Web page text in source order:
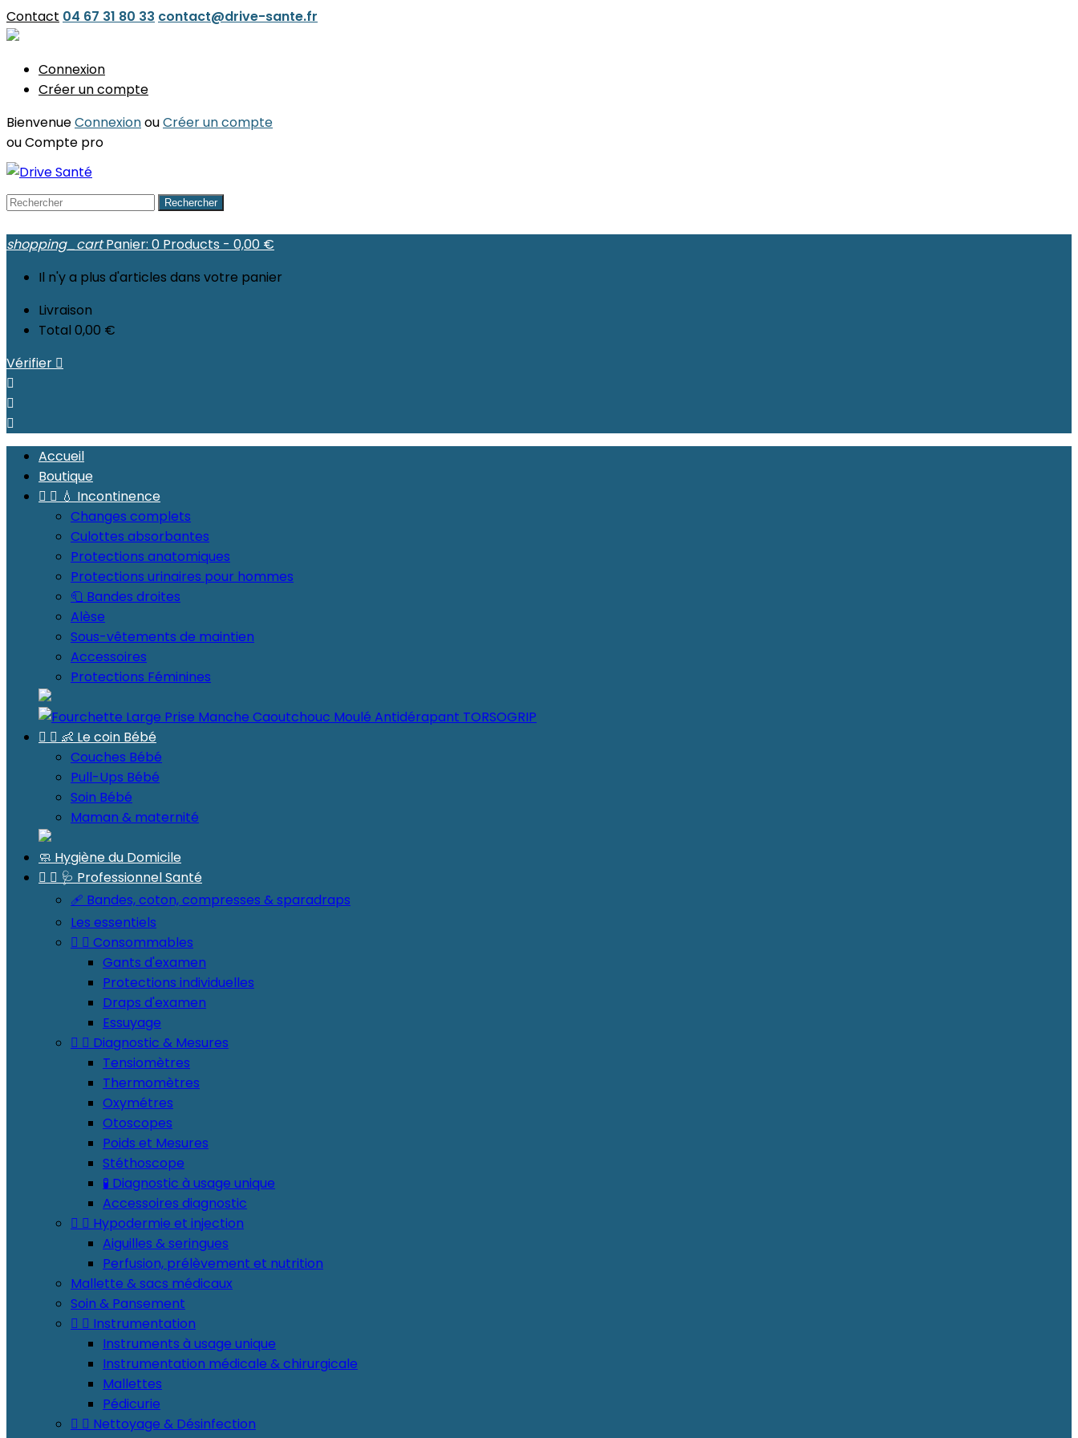
Contact 04 67 31 80 33 contact@drive-sante.fr
Connexion
Créer un compte
BienvenueConnexionouCréer un compte
ouCompte pro
Rechercher
shopping_cart Panier: 0 Products - 0,00 €
Il n'y a plus d'articles dans votre panier
Livraison
Total 0,00 €
Vérifier 



Accueil
Boutique
  💧 Incontinence
Changes complets
Culottes absorbantes
Protections anatomiques
Protections urinaires pour hommes
🧻 Bandes droites
Alèse
Sous-vêtements de maintien
Accessoires
Protections Féminines
  👶 Le coin Bébé
Couches Bébé
Pull-Ups Bébé
Soin Bébé
Maman & maternité
🧼 Hygiène du Domicile
  🩺 Professionnel Santé
🩹 Bandes, coton, compresses & sparadraps
Les essentiels
  Consommables
Gants d'examen
Protections individuelles
Draps d'examen
Essuyage
  Diagnostic & Mesures
Tensiomètres
Thermomètres
Oxymétres
Otoscopes
Poids et Mesures
Stéthoscope
🧪 Diagnostic à usage unique
Accessoires diagnostic
  Hypodermie et injection
Aiguilles & seringues
Perfusion, prélèvement et nutrition
Mallette & sacs médicaux
Soin & Pansement
  Instrumentation
Instruments à usage unique
Instrumentation médicale & chirurgicale
Mallettes
Pédicurie
  Nettoyage & Désinfection